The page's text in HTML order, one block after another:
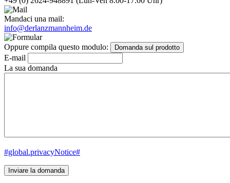
Mandaci una mail:
info@derlanzmannheim.de
Oppure compila questo modulo: Domanda sul prodotto
E-mail
La sua domanda
#global.privacyNotice#
Inviare la domanda